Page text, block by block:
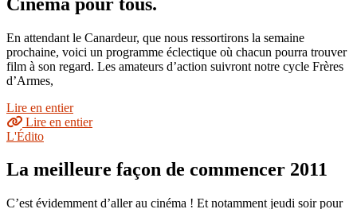
En attendant le Canardeur, que nous ressortirons la semaine
prochaine, voici un programme éclectique où chacun pourra trouver
film à son regard. Les amateurs d’action suivront notre cycle Frères
d’Armes,
Lire en entier
Lire en entier
L'Édito
La meilleure façon de commencer 2011
C’est évidemment d’aller au cinéma ! Et notamment jeudi soir pour